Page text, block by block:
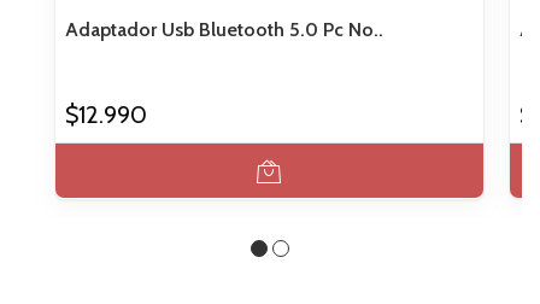
Adaptador Usb Bluetooth 5.0 Pc No..
$12.990